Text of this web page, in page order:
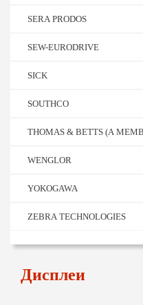
SERA PRODOS
SEW-EURODRIVE
SICK
SOUTHCO
THOMAS & BETTS (A
WENGLOR
YOKOGAWA
ZEBRA TECHNOLOGIES
Дисплеи